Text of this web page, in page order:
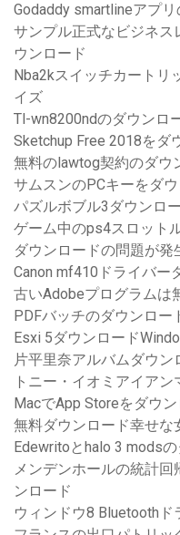
Godaddy smartlineアプ
サンプル正式なビジネ
ウンロード
Nba2kスイッチカートリ
イズ
Tl-wn8200ndのダウンロ
Sketchup Free 2018をダ
無料のlawtog契約のダウ
サムスンのPCキーをダ
パズルボブル3ダウンロ
ゲーム中のps4スロット
ダウンロードの問題が
Canon mf410ドライバー
古いAdobeプログラムは
PDFバッチのダウンロー
Esxi 5ダウンロード
片平里奈アルバムダウン
トニー・イオミアイア
MacでApp Storeをダウ
無料ダウンロード幸せな
Edewritoとhalo 3 mods
メンデンホールの統計
ンロード
ウィンドウ8 Bluetooth